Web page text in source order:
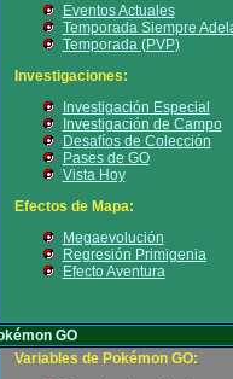
Eventos Actuales
Temporada Siempre
Temporada (PVP)
Investigaciones:
Investigación Especial
Investigación de Campo
Desafíos de Colección
Pases de GO
Vista Hoy
Efectos de Mapa:
Megaevolución
Regresión Primigenia
Efecto Aventura
GO
Variables de Pokémon GO: